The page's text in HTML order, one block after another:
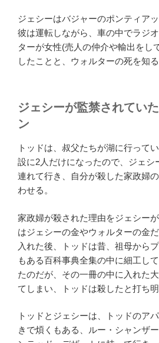
ジェシーはバジャーのポンティア
彼は運転しながら、車の中でラジ
ターが女性(売人の仲介や輸出をし
したことと、ウォルターの死を知る
ジェシーが監禁されてい
ン
トッドは、叔父たちが湖に行って
設に2人だけになったので、ジェシ
連れて行き、自分が殺した家政婦
わせる。
家政婦が殺された理由をジェシー
はジェシーの金やウォルターの金
入れた後、トッドは昔、祖母から
もある百科事典全集の中に細工し
たのだが、その一冊の中に入れた
てしまい、トッドは殺したと打ち明
トッドとジェシーは、トッドのア
きで煩くもある、ルー・シャンザ